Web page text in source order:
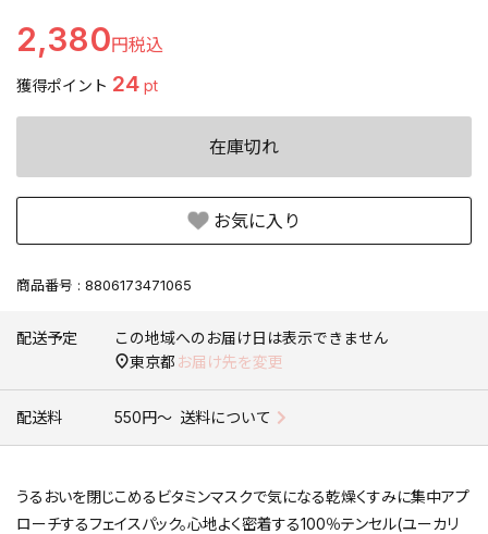
2,380
獲得ポイント 24 pt
在庫切れ
お気に入り
商品番号 8806173471065
配送予定
この地域へのお届け日は表示できません
東京都 お届け先を変更
配送料 550円〜 送料について
うるおいを閉じこめるビタミンマスクで気になる乾燥くすみに集中アプ
ローチするフェイスパック。心地よく密着する100％テンセル(ユーカリ